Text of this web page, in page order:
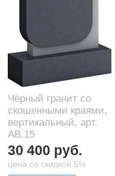
Чёрный гранит со
скошенными краями,
вертикальный, арт.
AB.15
30 400 руб.
цена со скидкой 5%